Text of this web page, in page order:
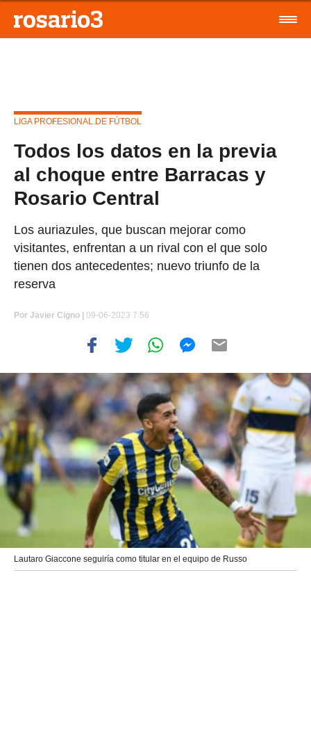
LIGA PROFESIONAL DE FÚTBOL
Todos los datos en la previa
al choque entre Barracas y
Rosario Central
Los auriazules, que buscan mejorar como
visitantes, enfrentan a un rival con el que solo
tienen dos antecedentes; nuevo triunfo de la
reserva
Por Javier Cigno 09-06-2023 7:56
Lautaro Giaccone seguiría como titular en el equipo de Russo